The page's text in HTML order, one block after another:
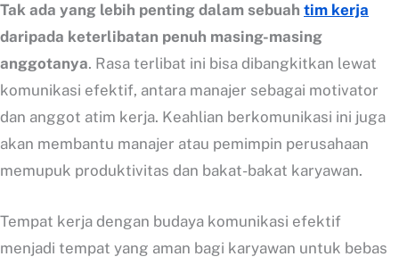
Tak ada yang lebih penting dalam sebuah tim kerja
daripada keterlibatan penuh masing-masing
anggotanya. Rasa terlibat ini bisa dibangkitkan lewat
komunikasi efektif, antara manajer sebagai motivator
dan anggot atim kerja. Keahlian berkomunikasi ini juga
akan membantu manajer atau pemimpin perusahaan
memupuk produktivitas dan bakat-bakat karyawan.
Tempat kerja dengan budaya komunikasi efektif
menjadi tempat yang aman bagi karyawan untuk bebas